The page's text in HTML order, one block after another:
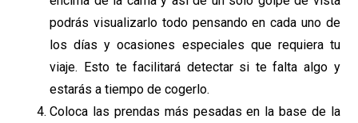
podrás visualizarlo todo pensando en cada uno de
los días y ocasiones especiales que requiera tu
viaje. Esto te facilitará detectar si te falta algo y
estarás a tiempo de cogerlo.
Coloca las prendas más pesadas en la base de la